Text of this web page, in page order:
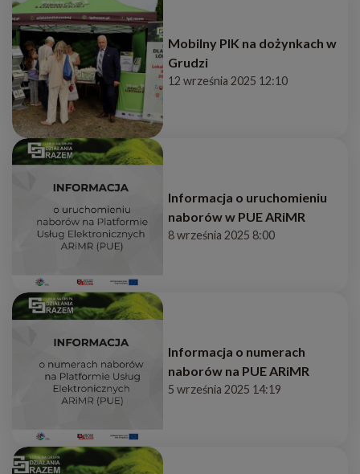
Mobilny PIK na dożynkach w
Grudzi
12 września 2025 12:10
Informacja o uruchomieniu
naborów w PUE ARiMR
8 września 2025 8:00
Informacja o numerach
naborów na PUE ARiMR
5 września 2025 14:19